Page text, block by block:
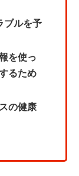
ブルを予
を使っ
るため
の健康